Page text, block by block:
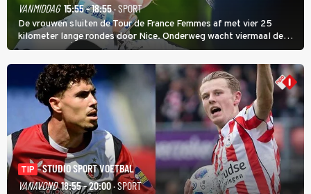
VANMIDDAG 15:55 - 18:55· SPORT
De vrouwen sluiten de Tour de France Femmes af met vier 25
kilometer lange rondes door Nice. Onderweg wacht viermaal de
zware Col d'Èze. Aan de finish op de Promenade des Anglais krijgt
de eindwinnaar de laatste gele trui.
TIP
STUDIO SPORT VOETBAL
VANAVOND 18:55 - 20:00· SPORT